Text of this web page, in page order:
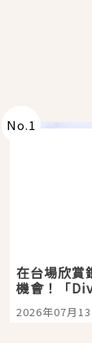
No.1
在台場欣賞
機會！「
Tokyo
購物、美食
2026年07月